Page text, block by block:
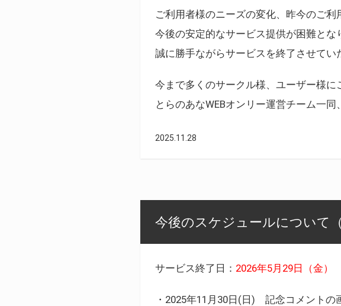
ご利用者様のニーズの変化、昨今のご利
今後の安定的なサービス提供が困難とな
誠に勝手ながらサービスを終了させてい
今まで多くのサークル様、ユーザー様に
とらのあなWEBオンリー運営チーム一同
2025.11.28
今後のスケジュールについて
サービス終了日： 2026年5月29日（金）
・2025年11月30日(日) 記念コメントの